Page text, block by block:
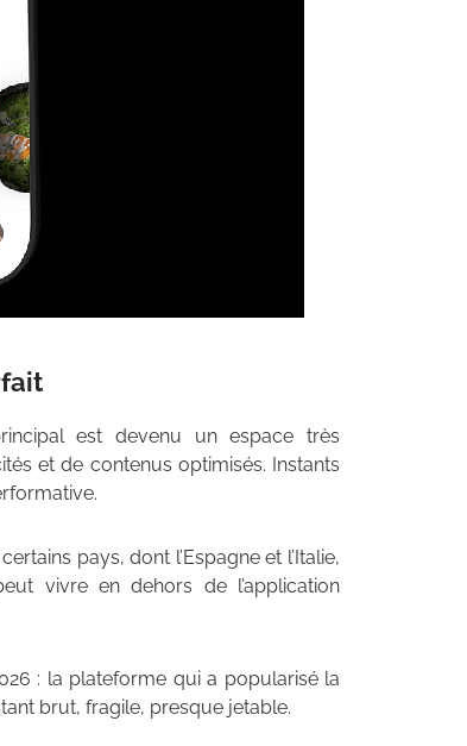
est devenu un espace très
et de contenus optimisés. Instants
pays, dont l’Espagne et l’Italie,
vivre en dehors de l’application
: la plateforme qui a popularisé la
brut, fragile, presque jetable.